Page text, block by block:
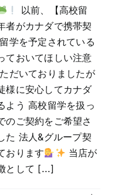
以前、【高校留
者がカナダで携帯契
学を予定されている
ておいてほしい注意
だいておりましたが
様に安心してカナダ
よう 高校留学を扱っ
のご契約をご希望さ
た 法人&グループ契
おります
当店が
として [...]